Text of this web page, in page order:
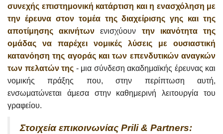
συνεχής επιστημονική κατάρτιση και η ενασχόληση με
την έρευνα στον τομέα της διαχείρισης γης και της
αποτίμησης ακινήτων
ενισχύουν
την ικανότητα της
ομάδας να παρέχει νομικές λύσεις με ουσιαστική
κατανόηση της αγοράς και των επενδυτικών αναγκών
των πελατών της - μια σύνδεση ακαδημαϊκής έρευνας και
νομικής πράξης που, στην περίπτωση αυτή,
ενσωματώνεται άμεσα στην καθημερινή λειτουργία του
γραφείου.
Στοιχεία επικοινωνίας Prili & Partners: